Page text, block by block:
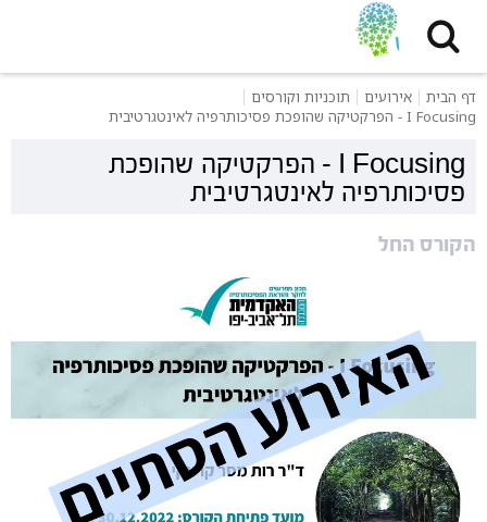
דף הבית אירועים
תוכניות וקורסים
I Focusing - הפרקטיקה שהופכת פסיכותרפיה לאינטגרטיבית
I Focusing - הפרקטיקה שהופכת
פסיכותרפיה לאינטגרטיבית
הקורס החל